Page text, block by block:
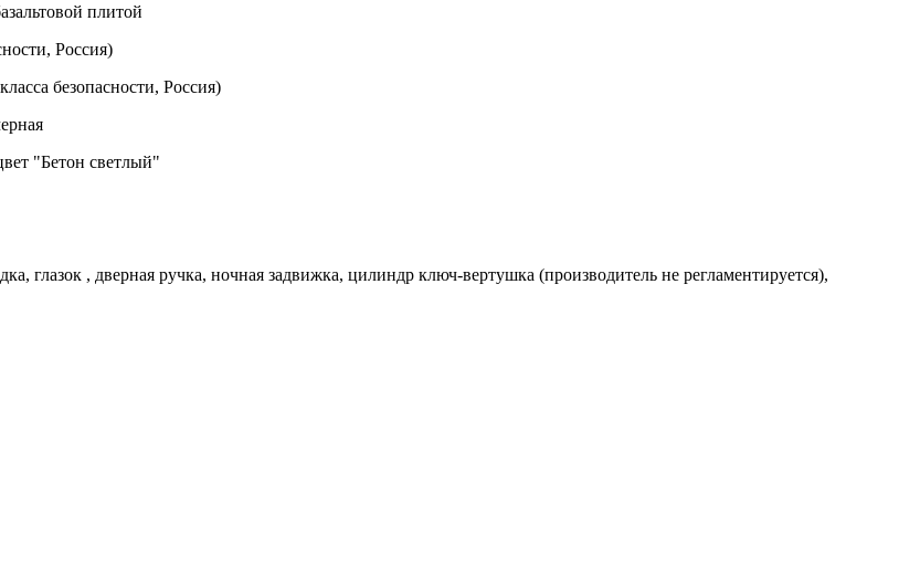
плитой
Россия)
безопасности, Россия)
"Бетон светлый"
глазок , дверная ручка, ночная задвижка, цилиндр ключ-вертушка (производитель не регламентируется),